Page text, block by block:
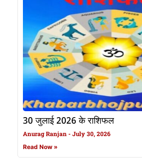
30 जुलाई 2026 के राशिफल
Anurag Ranjan July 30, 2026
Read Now »